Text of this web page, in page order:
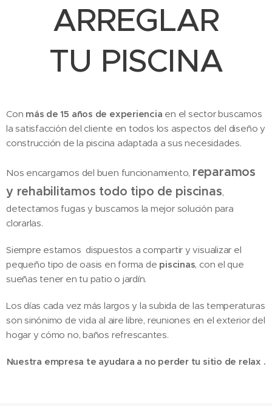
ARREGLAR
TU PISCINA
Con más de 15 años de experiencia en el sector buscamos
la satisfacción del cliente en todos los aspectos del diseño y
construcción de la piscina adaptada a sus necesidades.
Nos encargamos del buen funcionamiento, reparamos
y rehabilitamos todo tipo de piscinas,
detectamos fugas y buscamos la mejor solución para
clorarlas.
Siempre estamos dispuestos a compartir y visualizar el
pequeño tipo de oasis en forma de piscinas, con el que
sueñas tener en tu patio o jardín.
Los días cada vez más largos y la subida de las temperaturas
son sinónimo de vida al aire libre, reuniones en el exterior del
hogar y cómo no, baños refrescantes.
Nuestra empresa te ayudara a no perder tu sitio de relax .